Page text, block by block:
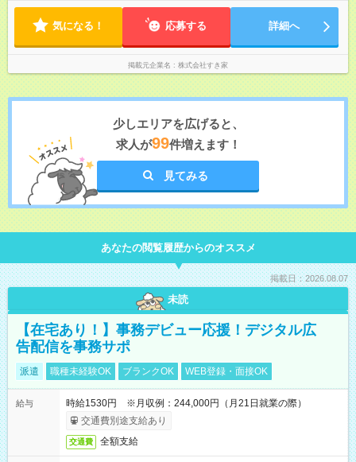
気になる！ 応募する 詳細へ
掲載元企業名 株式会社すき家
少しエリアを広げると、
求人が99件増えます！
見てみる
あなたの閲覧履歴からのオススメ
掲載日：2026.08.07
未読
【在宅あり！】事務デビュー応援！デジタル広
告配信を事務サポ
派遣 職種未経験OK ブランクOK WEB登録・面接OK
給与
時給1530円 ※月収例：244,000円（月21日就業の際）
交通費別途支給あり
交通費 全額支給